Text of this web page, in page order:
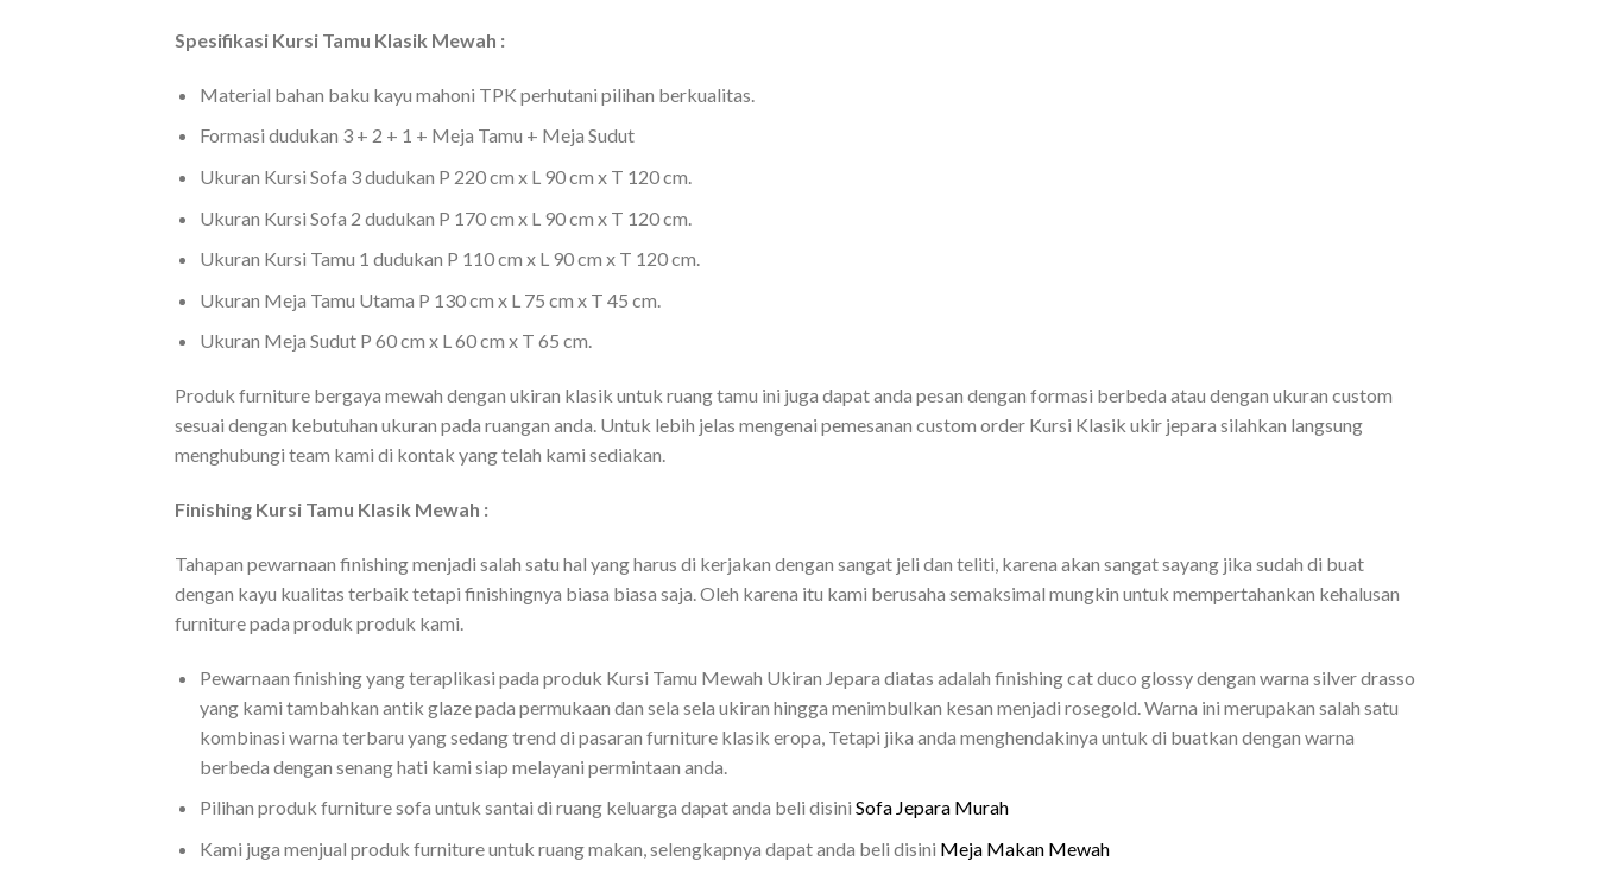
Spesifikasi Kursi Tamu Klasik Mewah :
Material bahan baku kayu mahoni TPK perhutani pilihan berkualitas.
Formasi dudukan 3 + 2 + 1 + Meja Tamu + Meja Sudut
Ukuran Kursi Sofa 3 dudukan P 220 cm x L 90 cm x T 120 cm.
Ukuran Kursi Sofa 2 dudukan P 170 cm x L 90 cm x T 120 cm.
Ukuran Kursi Tamu 1 dudukan P 110 cm x L 90 cm x T 120 cm.
Ukuran Meja Tamu Utama P 130 cm x L 75 cm x T 45 cm.
Ukuran Meja Sudut P 60 cm x L 60 cm x T 65 cm.
Produk furniture bergaya mewah dengan ukiran klasik untuk ruang tamu ini juga dapat anda pesan dengan formasi berbeda atau dengan ukuran custom
sesuai dengan kebutuhan ukuran pada ruangan anda. Untuk lebih jelas mengenai pemesanan custom order Kursi Klasik ukir jepara silahkan langsung
menghubungi team kami di kontak yang telah kami sediakan.
Finishing Kursi Tamu Klasik Mewah :
Tahapan pewarnaan finishing menjadi salah satu hal yang harus di kerjakan dengan sangat jeli dan teliti, karena akan sangat sayang jika sudah di buat
dengan kayu kualitas terbaik tetapi finishingnya biasa biasa saja. Oleh karena itu kami berusaha semaksimal mungkin untuk mempertahankan kehalusan
furniture pada produk produk kami.
Pewarnaan finishing yang teraplikasi pada produk Kursi Tamu Mewah Ukiran Jepara diatas adalah finishing cat duco glossy dengan warna silver drasso
yang kami tambahkan antik glaze pada permukaan dan sela sela ukiran hingga menimbulkan kesan menjadi rosegold. Warna ini merupakan salah satu
kombinasi warna terbaru yang sedang trend di pasaran furniture klasik eropa, Tetapi jika anda menghendakinya untuk di buatkan dengan warna
berbeda dengan senang hati kami siap melayani permintaan anda.
Pilihan produk furniture sofa untuk santai di ruang keluarga dapat anda beli disini Sofa Jepara Murah
Kami juga menjual produk furniture untuk ruang makan, selengkapnya dapat anda beli disini Meja Makan Mewah